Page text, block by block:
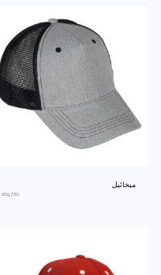
ميخائيل
an4760